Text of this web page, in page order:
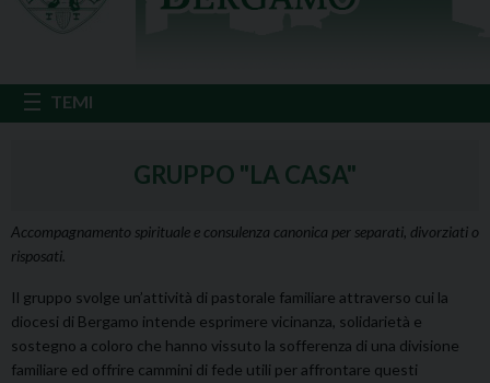
GRUPPO "LA CASA"
Accompagnamento spirituale e consulenza canonica per separati, divorziati o
risposati.
Il gruppo svolge un’attività di pastorale familiare attraverso cui la
diocesi di Bergamo intende esprimere vicinanza, solidarietà e
sostegno a coloro che hanno vissuto la sofferenza di una divisione
familiare ed offrire cammini di fede utili per affrontare questi